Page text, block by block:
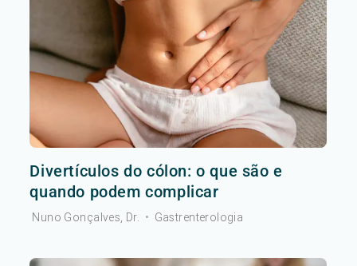
Divertículos do cólon: o que são e
quando podem complicar
Nuno Gonçalves, Dr. • Gastrenterologia